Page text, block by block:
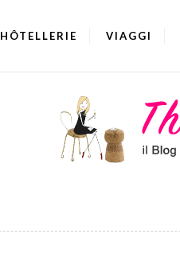
HÔTELLERIE VIAGGI